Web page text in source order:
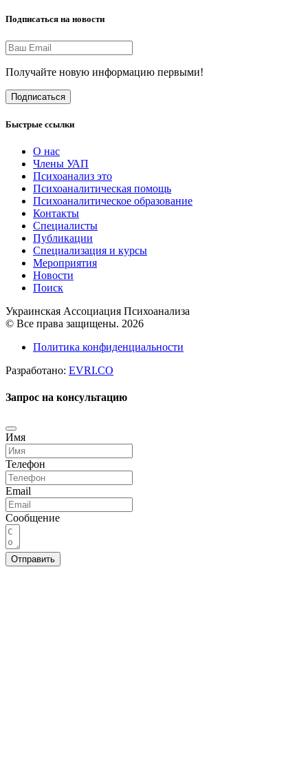
Подписаться на новости
Получайте новую информацию первыми!
Подписаться
Быстрые ссылки
О нас
Члены УАП
Психоанализ это
Психоаналитическая помощь
Психоаналитическое образование
Контакты
Специалисты
Публикации
Специализация и курсы
Мероприятия
Новости
Поиск
Украинская Ассоциация Психоанализа
© Все права защищены. 2026
Политика конфиденциальности
Разработано: EVRI.CO
Запрос на консультацию
Имя
Телефон
Email
Сообщение
Отправить